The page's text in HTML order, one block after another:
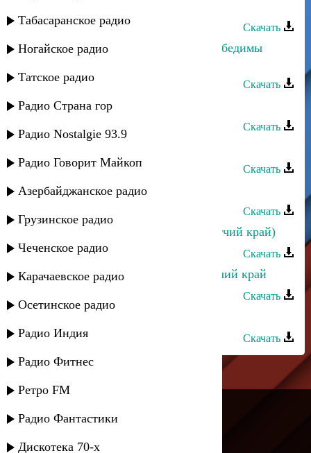
Табасаранское радио
Ногайское радио
Татское радио
Радио Страна гор
Радио Nostalgie 93.9
Радио Говорит Майкоп
Азербайджанское радио
Грузинское радио
Чеченское радио
Карачаевское радио
Осетинское радио
Радио Индия
Радио Фитнес
Ретро FM
Радио Фантастики
Дискотека 70-х
Скачать
Марина Алиева - Вместе мы не победимы
Скачать
Алия - Край родной
Скачать
Скачать
Зумруд Мусиева - Отчий край
Скачать
Зарема Гаджиева - Буттал улча (Отчий край)
Скачать
Лариса Гаджиева - Здравствуй, отчий край
Скачать
Скачать
Русское радио